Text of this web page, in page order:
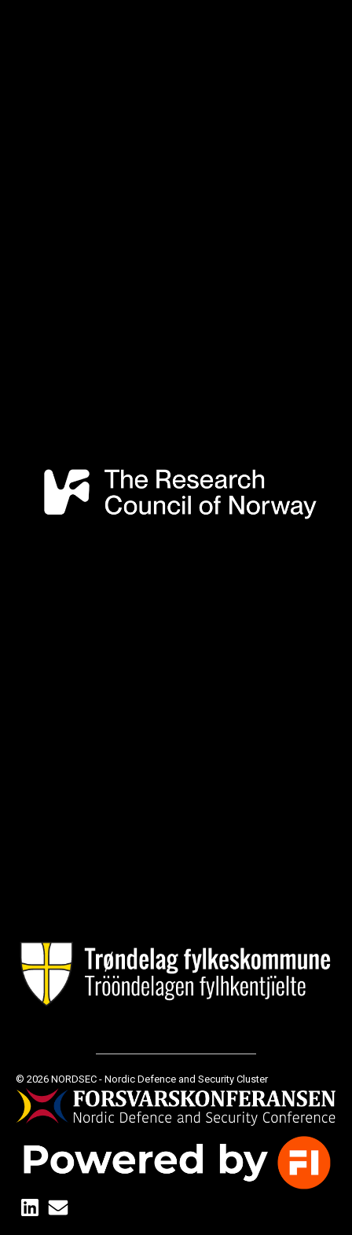
© 2026 NORDSEC - Nordic Defence and Security Cluster